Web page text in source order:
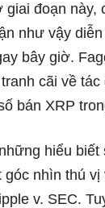
giai đoạn này,
như vậy
bây giờ.
cãi về tác
bán XRP
hiểu biết
góc nhìn thú vị
v. SEC.